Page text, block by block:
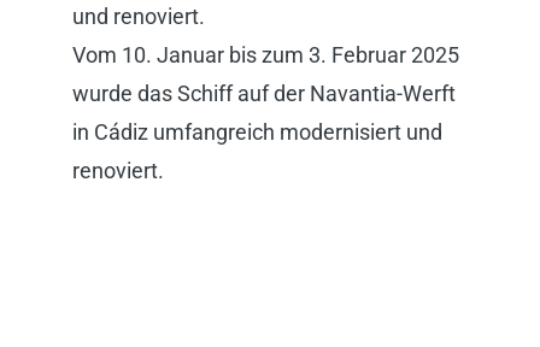
und renoviert.
Vom 10. Januar bis zum 3. Februar 2025
wurde das Schiff auf der Navantia-Werft
in Cádiz umfangreich modernisiert und
renoviert.